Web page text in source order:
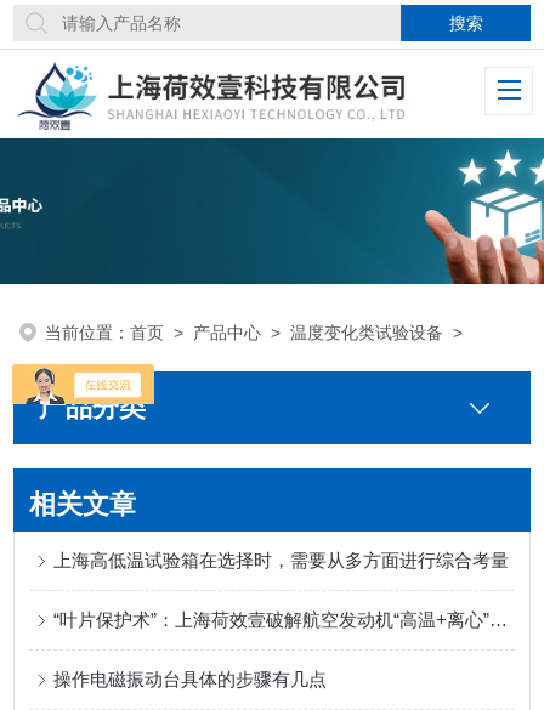
当前位置：首页 > 产品中心 >温度变化类试验设备 >
产品分类
相关文章
上海高低温试验箱在选择时，需要从多方面进行综合考量
“叶片保护术”：上海荷效壹破解航空发动机“高温+离心”双重损伤密码
操作电磁振动台具体的步骤有几点